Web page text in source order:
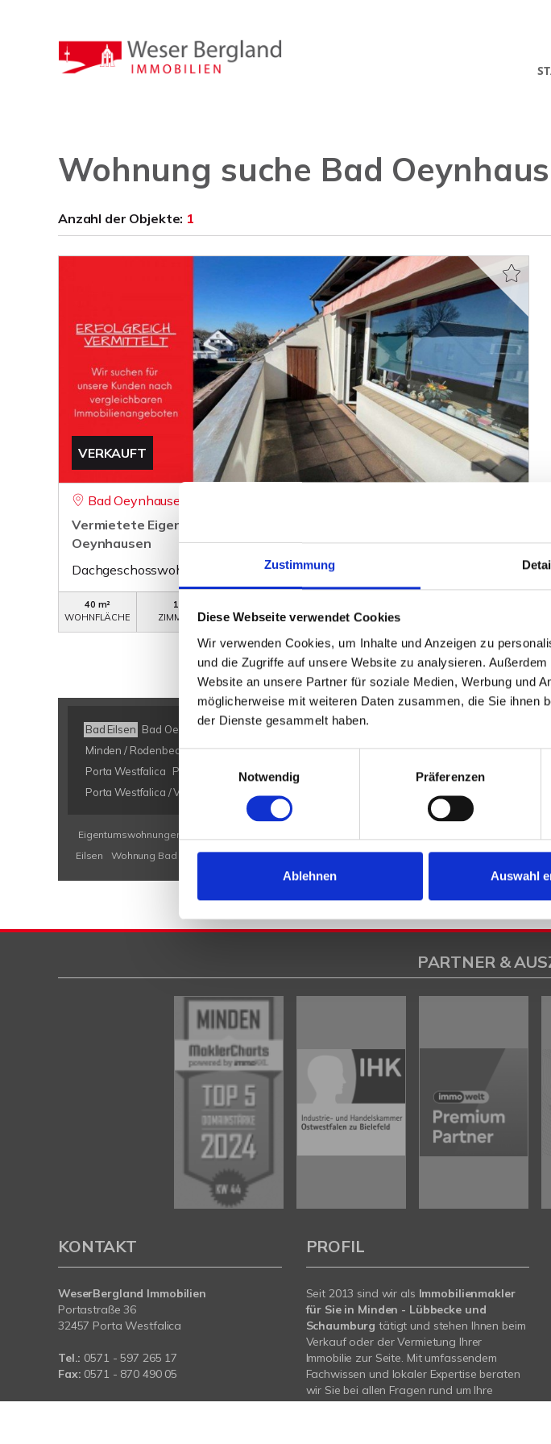
Zustimmung
Diese Webseite verwendet Cookies
Wir verwenden Cookies, um Inhalte und Anzeigen zu
und die Zugriffe auf unsere Website zu analysieren.
Website an unsere Partner für soziale Medien, Werbung und
möglicherweise mit weiteren Daten zusammen, die Sie ihnen
der Dienste gesammelt haben.
Einwilligungsauswahl
Notwendig
Präferenzen
Ablehnen Auswahl
Wohnung suche Bad
Anzahl der Objekte: 1
VERKAUFT
Bad Oeynhausen
Vermietete Eigentumswohnung in schöner Stadtrandlage von Bad
Oeynhausen
Dachgeschosswohnung
40 m²
WOHNFLÄCHE
1
ZIMMER
OBJEKTNUMMER
ZUM EXPOSÉ
Bad Eilsen Bad Oeynhausen Bad Salzuflen Bückeburg Heeßen
Minden / Rodenbeck Minden Kutenhausen Obernkirchen Petershagen Petershagen / Bierde
Porta Westfalica
Porta Westfalica / Barkhausen Porta Westfalica / Eisbergen Porta
Porta Westfalica / Veltheim
Eigentumswohnungen Bad Eilsen
Eilsen
Wohnung Bad Eilsen kaufen Bad Eilsen Immobilie Bad Eilsen Immobilien Bad Eilsen
PARTNER &
KONTAKT
WeserBergland Immobilien
Portastraße 36
32457 Porta Westfalica
Tel.: 0571 - 597 265 17
Fax: 0571 - 870 490 05
E-Mail: info@wb-immobilien.de
PROFIL
Seit 2013 sind wir als Immobilienmakler
für Sie in Minden - Lübbecke und
Schaumburgtätigt und stehen Ihnen beim
Verkauf oder der Vermietung Ihrer
Immobilie zur Seite. Mit umfassendem
Fachwissen und lokaler Expertise beraten
wir Sie bei allen Fragen rund um Ihre
Immobilie.Sprechen Sie uns an - wir sind